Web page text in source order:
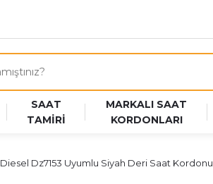
SAAT
TAMİRİ
MARKALI SAAT
KORDONLARI
Diesel Dz7153 Uyumlu Siyah Deri Saat Kordonu